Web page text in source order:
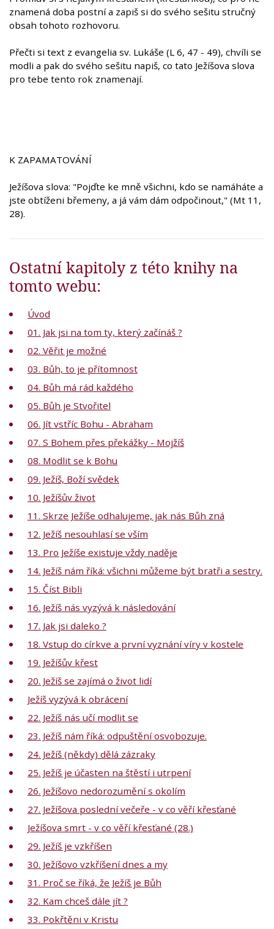
znamená doba postní a zapiš si do svého sešitu stručný
obsah tohoto rozhovoru.
Přečti si text z evangelia sv. Lukáše (L 6, 47 - 49), chvíli se
modli a pak do svého sešitu napiš, co tato Ježíšova slova
pro tebe tento rok znamenají.
K ZAPAMATOVÁNÍ
Ježíšova slova: "Pojďte ke mně všichni, kdo se namáháte a
jste obtíženi břemeny, a já vám dám odpočinout," (Mt 11,
28).
Ostatní kapitoly z této knihy na
tomto webu:
Úvod
01. Jak jsi na tom ty, který začínáš ?
02. Věřit je možné
03. Bůh, to je přítomnost
04. Bůh má rád každého
05. Bůh je Stvořitel
06. Jít vstříc Bohu - Abraham
07. S Bohem přes překážky - Mojžíš
08. Modlit se k Bohu
09. Ježíš, Boží svědek
10. Ježíšův život
11. Skrze Ježíše odhalujeme, jak nás Bůh zná
12. Ježíš nesouhlasí se vším
13. Pro Ježíše existuje vždy naděje
14. Ježíš nám říká: všichni můžeme být bratři a sestry.
15. Číst Bibli
16. Ježíš nás vyzývá k následování
17. Jak jsi daleko ?
18. Vstup do církve a první vyznání víry v kostele
19. Ježíšův křest
20. Ježíš se zajímá o život lidí
Ježíš vyzývá k obrácení
22. Ježíš nás učí modlit se
23. Ježíš nám říká: odpuštění osvobozuje.
24. Ježíš (někdy) dělá zázraky
25. Ježíš je účasten na štěstí i utrpení
26. Ježíšovo nedorozumění s okolím
27. Ježíšova poslední večeře - v co věří křesťané
Ježíšova smrt - v co věří křesťané (28.)
29. Ježíš je vzkříšen
30. Ježíšovo vzkříšení dnes a my
31. Proč se říká, že Ježíš je Bůh
32. Kam chceš dále jít ?
33. Pokřtěni v Kristu